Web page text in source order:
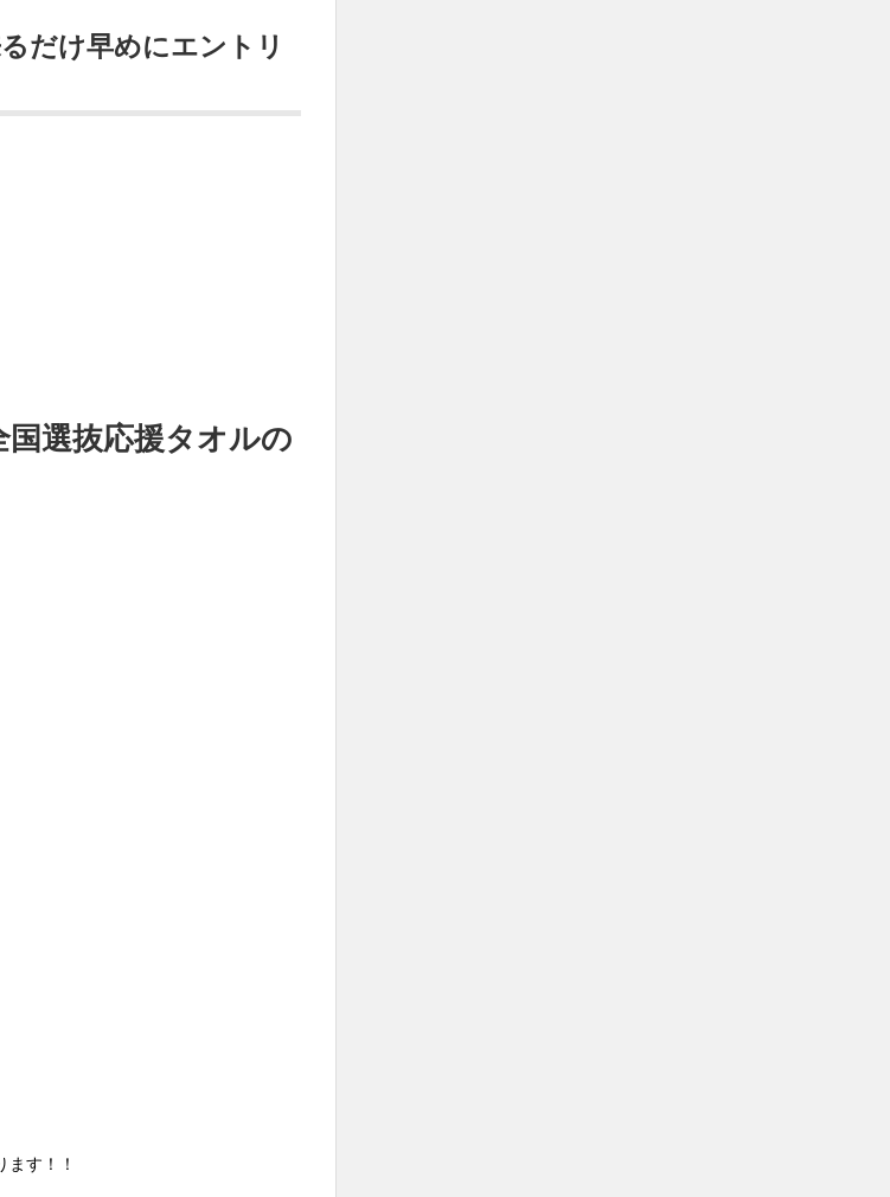
だけ早めにエントリ
選抜応援タオルの
す！！